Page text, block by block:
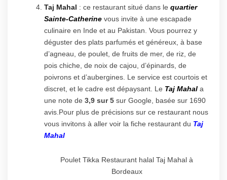
Taj Mahal : ce restaurant situé dans le quartier
Sainte-Catherine vous invite à une escapade
culinaire en Inde et au Pakistan. Vous pourrez y
déguster des plats parfumés et généreux, à base
d’agneau, de poulet, de fruits de mer, de riz, de
pois chiche, de noix de cajou, d’épinards, de
poivrons et d’aubergines. Le service est courtois et
discret, et le cadre est dépaysant. Le Taj Mahal a
une note de 3,9 sur 5 sur Google, basée sur 1690
avis.Pour plus de précisions sur ce restaurant nous
vous invitons à aller voir la fiche restaurant du Taj
Mahal
Poulet Tikka Restaurant halal Taj Mahal à
Bordeaux